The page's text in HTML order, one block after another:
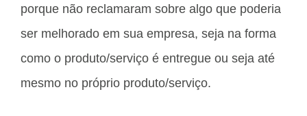
porque não reclamaram sobre algo que poderia
ser melhorado em sua empresa, seja na forma
como o produto/serviço é entregue ou seja até
mesmo no próprio produto/serviço.